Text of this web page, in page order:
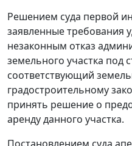
Решением суда первой
заявленные требования
незаконным отказ
земельного участка под
соответствующий
градостроительному
принять решение о
аренду данного участка.